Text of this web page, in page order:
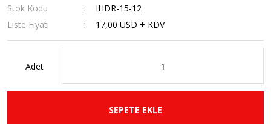
Stok Kodu
IHDR-15-12
Liste Fiyatı
17,00 USD + KDV
Adet
SEPETE EKLE